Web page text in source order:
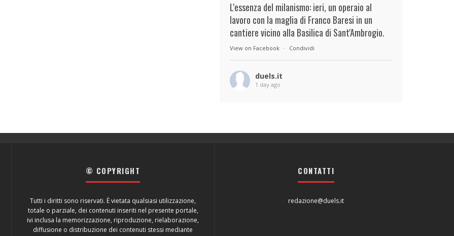
L'essenza del milanismo: ieri, un operaio al
lavoro con la maglia di Franco Baresi in un
cantiere vicino alla Basilica di Sant'Ambrogio.
View on Facebook · Condividi
duels.it
1 day ago
duels.it
© COPYRIGHT
Tutti i diritti sono riservati. È vietata qualsiasi utilizzazione,
totale o parziale, dei contenuti inseriti nel presente portale,
ivi inclusa la memorizzazione, riproduzione, rielaborazione,
diffusione o distribuzione dei contenuti stessi mediante
CONTATTI
redazione@duels.it